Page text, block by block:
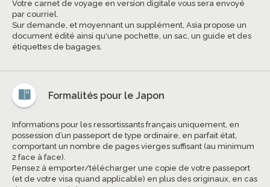
Votre carnet de voyage en version digitale vous sera envoyé
par courriel.
Sur demande, et moyennant un supplément, Asia propose un
document édité ainsi qu'une pochette, un sac, un guide et des
étiquettes de bagages.
Formalités pour le Japon
Informations pour les ressortissants français uniquement, en
possession d’un passeport de type ordinaire, en parfait état,
comportant un nombre de pages vierges suffisant (au minimum
2 face à face).
Pensez à emporter/télécharger une copie de votre passeport
(et de votre visa quand applicable) en plus des originaux, en cas